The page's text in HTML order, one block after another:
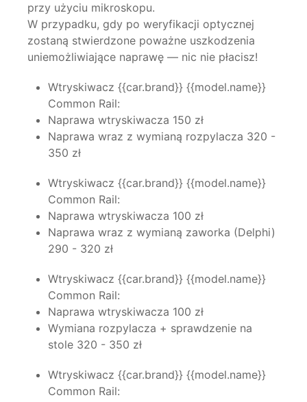
przy użyciu mikroskopu.
W przypadku, gdy po weryfikacji optycznej
zostaną stwierdzone poważne uszkodzenia
uniemożliwiające naprawę — nic nie płacisz!
Wtryskiwacz {{car.brand}} {{model.name}}
Common Rail:
Naprawa wtryskiwacza 150 zł
Naprawa wraz z wymianą rozpylacza 320 -
350 zł
Wtryskiwacz {{car.brand}} {{model.name}}
Common Rail:
Naprawa wtryskiwacza 100 zł
Naprawa wraz z wymianą zaworka (Delphi)
290 - 320 zł
Wtryskiwacz {{car.brand}} {{model.name}}
Common Rail:
Naprawa wtryskiwacza 100 zł
Wymiana rozpylacza + sprawdzenie na
stole 320 - 350 zł
Wtryskiwacz {{car.brand}} {{model.name}}
Common Rail: